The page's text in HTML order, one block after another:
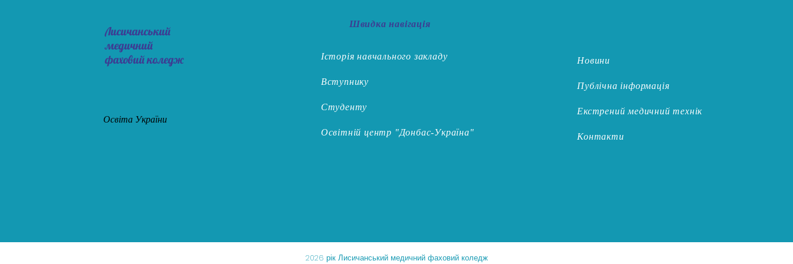
Лисичанський
медичний
фаховий коледж
Освіта України
Швидка навігація
Історія навчального закладу
Вступнику
Студенту
Освітній центр "Донбас-Україна"
Новини
Публічна інформація
Екстрений медичний технік
Контакти
2026 рік Лисичанський медичний фаховий коледж